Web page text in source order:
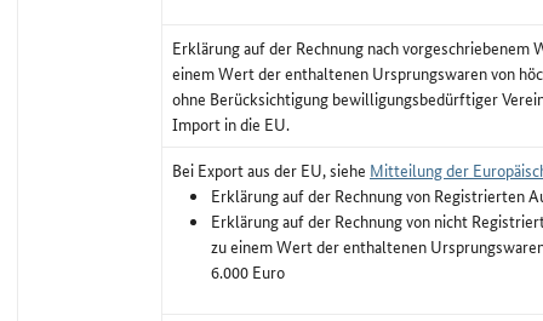
Erklärung auf der Rechnung nach vorgeschriebenem
einem Wert der enthaltenen Ursprungswaren von
ohne Berücksichtigung bewilligungsbedürftiger
Import in die EU.
Bei Export aus der EU, siehe Mitteilung der
Erklärung auf der Rechnung von Registrierten
Erklärung auf der Rechnung von nicht
zu einem Wert der enthaltenen
6.000 Euro